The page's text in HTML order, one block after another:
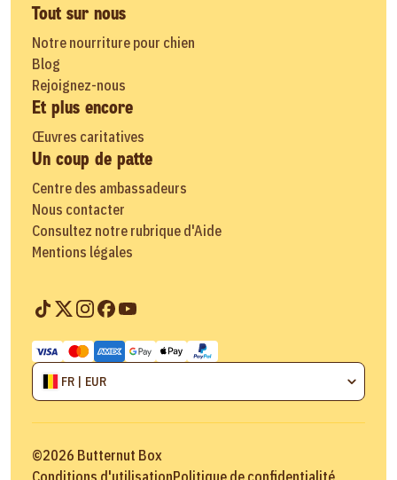
Tout sur nous
Notre nourriture pour chien
Blog
Rejoignez-nous
Et plus encore
Œuvres caritatives
Un coup de patte
Centre des ambassadeurs
Nous contacter
Consultez notre rubrique d'Aide
Mentions légales
FR | EUR
©2026 Butternut Box
Conditions d'utilisationPolitique de confidentialité